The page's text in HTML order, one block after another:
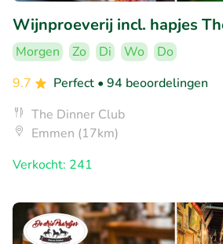
Wijnproeverij incl. hapjes
Morgen Zo Di Wo
Do
9.7
Perfect • 94 beoordelingen
The Dinner Club
Emmen (17km)
Verkocht: 241